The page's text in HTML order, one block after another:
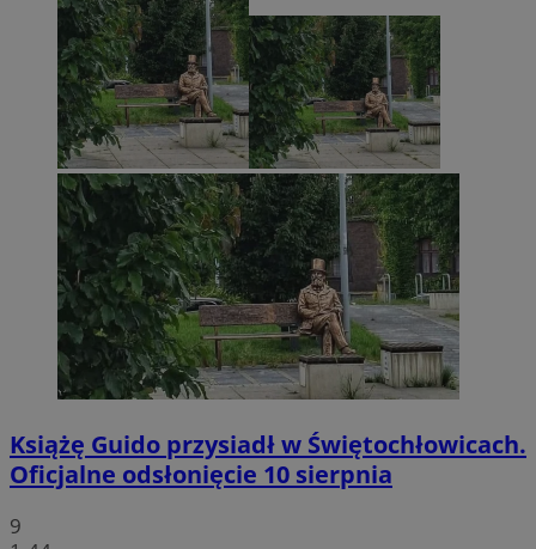
Książę Guido przysiadł w Świętochłowicach.
Oficjalne odsłonięcie 10 sierpnia
9